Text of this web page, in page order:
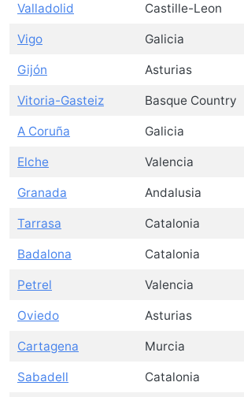
Valladolid Castille-Leon
Vigo Galicia
Gijón Asturias
Vitoria-Gasteiz Basque Country
A Coruña Galicia
Elche Valencia
Granada Andalusia
Tarrasa Catalonia
Badalona Catalonia
Petrel Valencia
Oviedo Asturias
Cartagena Murcia
Sabadell Catalonia